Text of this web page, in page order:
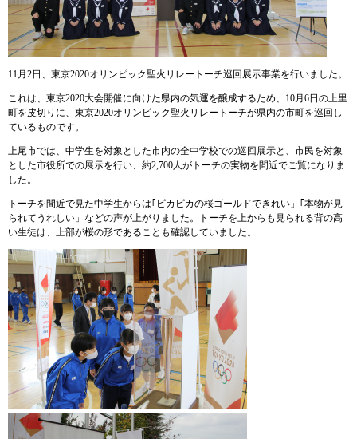
11月2日、東京2020オリンピック聖火リレートーチ巡回展示事業を行いました。
これは、東京2020大会開催に向けた県内の気運を醸成するため、10月6日の上里
町を皮切りに、東京2020オリンピック聖火リレートーチが県内の市町を巡回し
ているものです。
上尾市では、中学生を対象とした市内の全中学校での巡回展示と、市民を対象
とした市役所での展示を行い、約2,700人がトーチの実物を間近でご覧になりま
した。
トーチを間近で見た中学生からは｢ピカピカの桜ゴールドできれい」｢本物が見
られてうれしい」などの声が上がりました。トーチを上からも見られる背の高
い生徒は、上部が桜の形であることも確認していました。